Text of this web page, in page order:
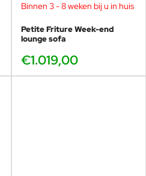
Binnen 3 - 8 weken bij u in huis
Petite Friture Week-end
lounge sofa
€1.019,00